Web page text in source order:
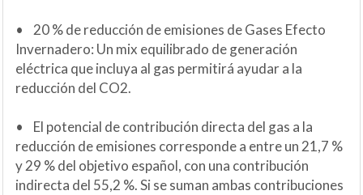
• 20 % de reducción de emisiones de Gases Efecto
Invernadero: Un mix equilibrado de generación
eléctrica que incluya al gas permitirá ayudar a la
reducción del CO2.
• El potencial de contribución directa del gas a la
reducción de emisiones corresponde a entre un 21,7 %
y 29 % del objetivo español, con una contribución
indirecta del 55,2 %. Si se suman ambas contribuciones